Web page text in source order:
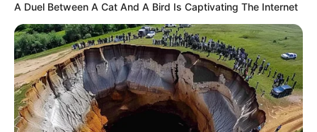
A Duel Between A Cat And A Bird Is Captivating The Internet